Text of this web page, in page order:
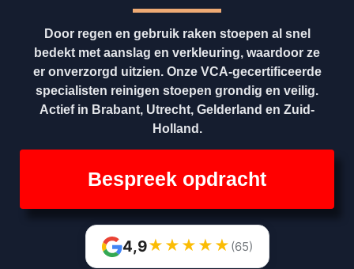
Door regen en gebruik raken stoepen al snel
bedekt met aanslag en verkleuring, waardoor ze
er onverzorgd uitzien. Onze VCA-gecertificeerde
specialisten reinigen stoepen grondig en veilig.
Actief in Brabant, Utrecht, Gelderland en Zuid-
Holland.
Bespreek opdracht
4,9★ ★ ★ ★ ★ (65)